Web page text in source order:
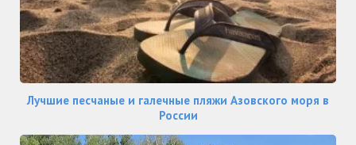
Лучшие песчаные и галечные пляжи Азовского моря в
России